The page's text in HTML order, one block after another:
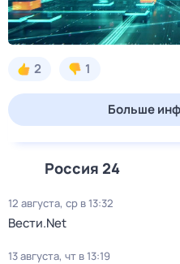
2 1
Больше
Россия 24
12 августа, ср в 13:32
Вести.Net
13 августа, чт в 13:19